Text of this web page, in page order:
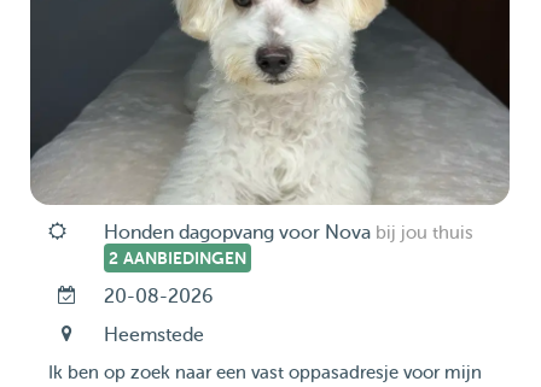
Honden dagopvang voor Nova bij jou thuis
2 AANBIEDINGEN
20-08-2026
Heemstede
Ik ben op zoek naar een vast oppasadresje voor mijn